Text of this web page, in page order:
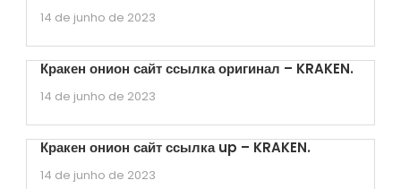
14 de junho de 2023
Кракен онион сайт ссылка оригинал – KRAKEN.
14 de junho de 2023
Кракен онион сайт ссылка up – KRAKEN.
14 de junho de 2023